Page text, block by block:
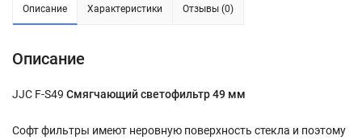
Описание Характеристики Отзывы (0)
Описание
JJC F-S49 Смягчающий светофильтр 49 мм
Софт фильтры имеют неровную поверхность стекла и поэтому